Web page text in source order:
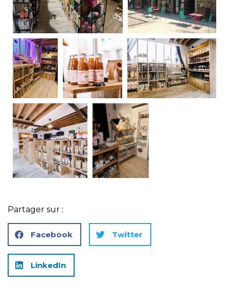
Partager sur :
Facebook Twitter
LinkedIn